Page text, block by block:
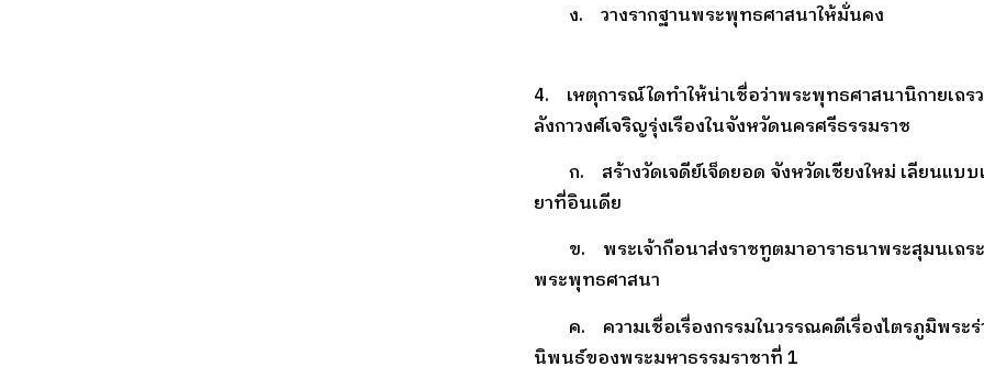
ง. วางรากฐานพระพุทธศาสนาให้มั่นคง
4. เหตุการณ์ใดทำให้น่าเชื่อว่าพระพุทธศาสนานิกายเถร
ลังกาวงศ์เจริญรุ่งเรืองในจังหวัดนครศรีธรรมราช
ก. สร้างวัดเจดีย์เจ็ดยอด จังหวัดเชียงใหม่ เลียนแบ
ยาที่อินเดีย
ข. พระเจ้ากือนาส่งราชทูตมาอาราธนาพระสุมนเถร
พระพุทธศาสนา
ค. ความเชื่อเรื่องกรรมในวรรณคดีเรื่องไตรภูมิพระร่
นิพนธ์ของพระมหาธรรมราชาที่ 1